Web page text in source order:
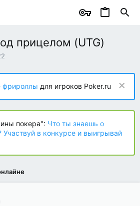
прицелом (UTG)
фрироллы для игроков Poker.ru
покера": Что ты знаешь о
Участвуй в конкурсе и выигрывай